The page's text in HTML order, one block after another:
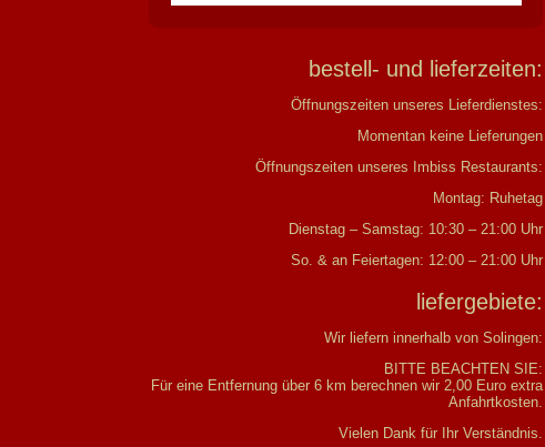
bestell- und lieferzeiten:
Öffnungszeiten unseres Lieferdienstes:
Momentan keine Lieferungen
Öffnungszeiten unseres Imbiss Restaurants:
Montag: Ruhetag
Dienstag – Samstag: 10:30 – 21:00 Uhr
So. & an Feiertagen: 12:00 – 21:00 Uhr
liefergebiete:
Wir liefern innerhalb von Solingen:
BITTE BEACHTEN SIE:
Für eine Entfernung über 6 km berechnen wir 2,00 Euro extra
Anfahrtkosten.
Vielen Dank für Ihr Verständnis.